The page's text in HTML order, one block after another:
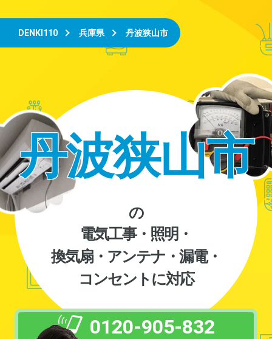
DENKI110 兵庫県 丹波狭山市
丹波狭山市
の
電気工事・照明・
換気扇・アンテナ・漏電・
コンセントに対応
0120-905-832